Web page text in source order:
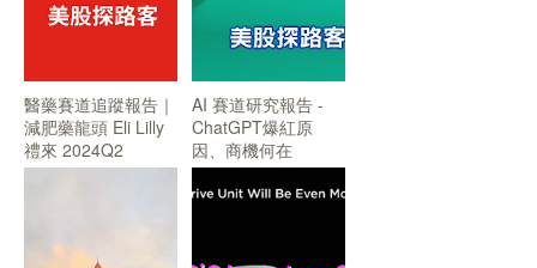
醫藥賽道追蹤報告｜
減肥藥龍頭 Eli Lilly
禮來 2024Q2
AI 賽道研究報告 -
ChatGPT爆紅原
因、商機何在